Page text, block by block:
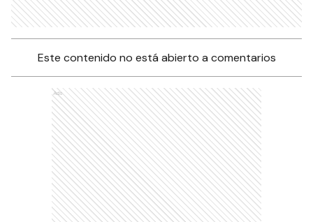
Este contenido no está abierto a comentarios
Ads